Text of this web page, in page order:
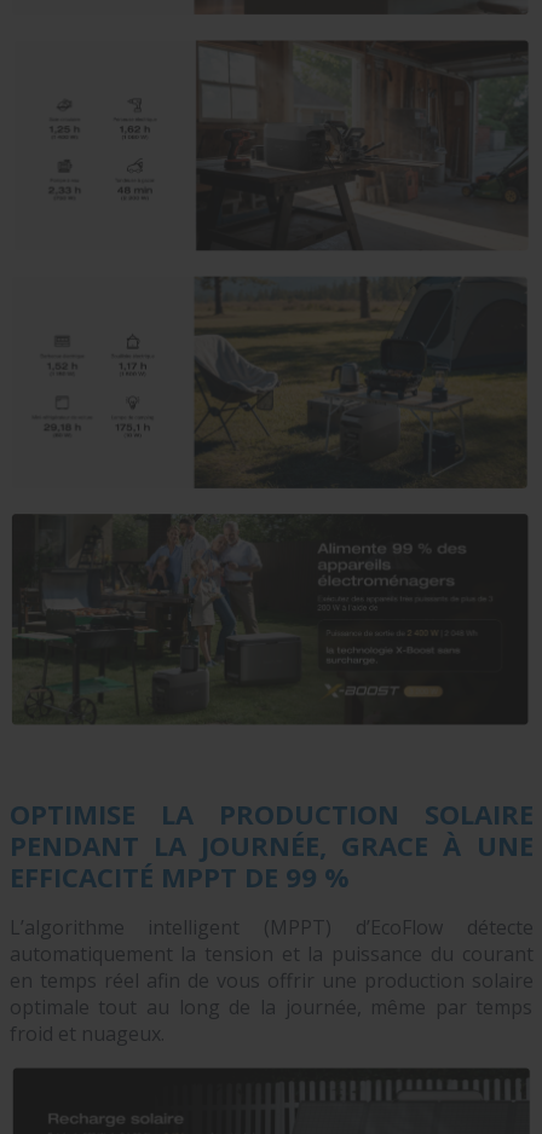
OPTIMISE LA PRODUCTION SOLAIRE
PENDANT LA JOURNÉE, GRACE À UNE
EFFICACITÉ MPPT DE 99 %
L’algorithme intelligent (MPPT) d’EcoFlow détecte
automatiquement la tension et la puissance du courant
en temps réel afin de vous offrir une production solaire
optimale tout au long de la journée, même par temps
froid et nuageux.